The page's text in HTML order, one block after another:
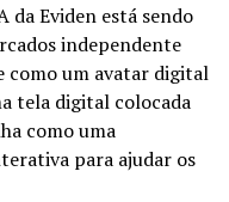
da Eviden está sendo
independente
como um avatar digital
tela digital colocada
como uma
para ajudar os